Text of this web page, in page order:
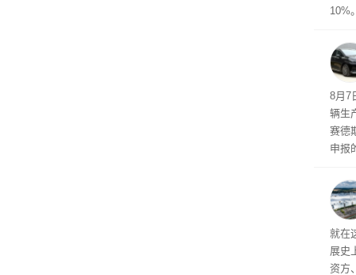
10%
8月7
辆生
赛德
申报
单
持一
h。
就在
展史
资方